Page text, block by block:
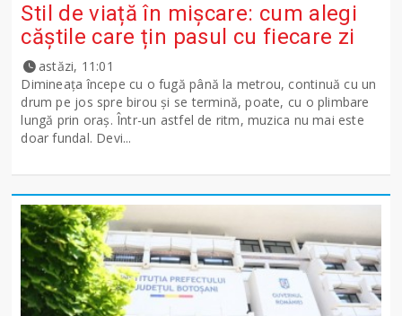
Stil de viață în mișcare: cum alegi
căștile care țin pasul cu fiecare zi
astăzi, 11:01
Dimineața începe cu o fugă până la metrou, continuă cu un
drum pe jos spre birou și se termină, poate, cu o plimbare
lungă prin oraș. Într-un astfel de ritm, muzica nu mai este
doar fundal. Devi...